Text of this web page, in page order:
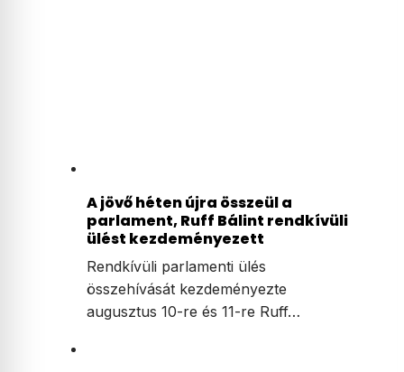
A jövő héten újra összeül a
parlament, Ruff Bálint rendkívüli
ülést kezdeményezett
Rendkívüli parlamenti ülés
összehívását kezdeményezte
augusztus 10-re és 11-re Ruff…